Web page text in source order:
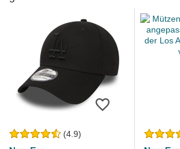
(4.9)